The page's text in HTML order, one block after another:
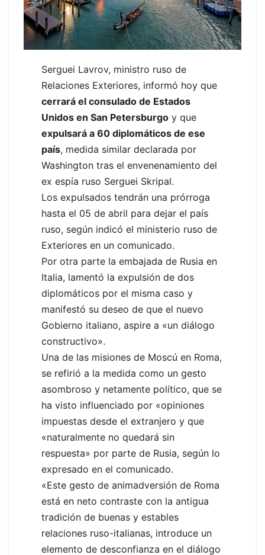
Serguei Lavrov, ministro ruso de
Relaciones Exteriores, informó hoy que
cerrará el consulado de Estados
Unidos en San Petersburgo y que
expulsará a 60 diplomáticos de ese
país, medida similar declarada por
Washington tras el envenenamiento del
ex espía ruso Serguei Skripal.
Los expulsados tendrán una prórroga
hasta el 05 de abril para dejar el país
ruso, según indicó el ministerio ruso de
Exteriores en un comunicado.
Por otra parte la embajada de Rusia en
Italia, lamentó la expulsión de dos
diplomáticos por el misma caso y
manifestó su deseo de que el nuevo
Gobierno italiano, aspire a «un diálogo
constructivo».
Una de las misiones de Moscú en Roma,
se refirió a la medida como un gesto
asombroso y netamente político, que se
ha visto influenciado por «opiniones
impuestas desde el extranjero y que
«naturalmente no quedará sin
respuesta» por parte de Rusia, según lo
expresado en el comunicado.
«Este gesto de animadversión de Roma
está en neto contraste con la antigua
tradición de buenas y estables
relaciones ruso-italianas, introduce un
elemento de desconfianza en el diálogo